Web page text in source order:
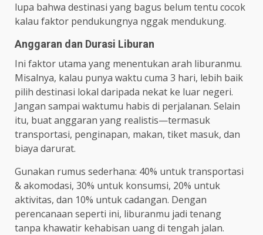
lupa bahwa destinasi yang bagus belum tentu cocok
kalau faktor pendukungnya nggak mendukung.
Anggaran dan Durasi Liburan
Ini faktor utama yang menentukan arah liburanmu.
Misalnya, kalau punya waktu cuma 3 hari, lebih baik
pilih destinasi lokal daripada nekat ke luar negeri.
Jangan sampai waktumu habis di perjalanan. Selain
itu, buat anggaran yang realistis—termasuk
transportasi, penginapan, makan, tiket masuk, dan
biaya darurat.
Gunakan rumus sederhana: 40% untuk transportasi
& akomodasi, 30% untuk konsumsi, 20% untuk
aktivitas, dan 10% untuk cadangan. Dengan
perencanaan seperti ini, liburanmu jadi tenang
tanpa khawatir kehabisan uang di tengah jalan.